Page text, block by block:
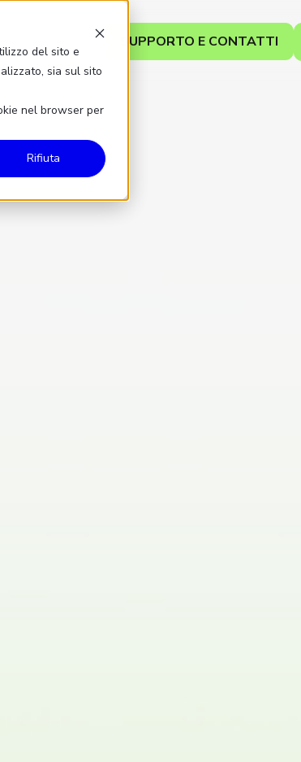
del sito e
sia sul sito
nel browser per
Rifiuta
SUPPORTO E CONTATTI